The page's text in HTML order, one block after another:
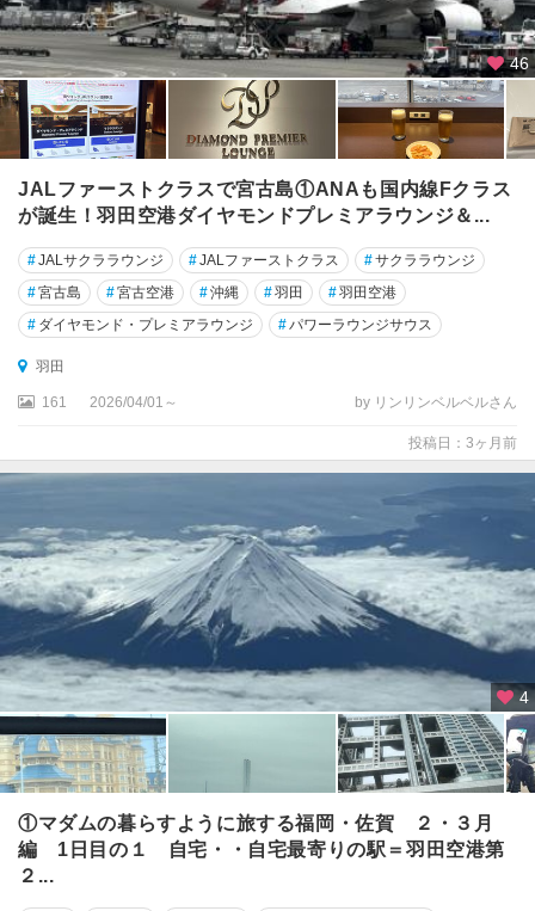
水
道
橋
銀
座
・
築
地
月
島
渋
谷
原
・
表
道
恵
比
寿
・
自
由
が
丘
・
二
子
玉
川
46
JALファーストクラスで宮古島①ANAも国内線Fクラス
が誕生！羽田空港ダイヤモンドプレミアラウンジ＆...
#JALサクララウンジ #JALファーストクラス #サクララウンジ
#宮古島 #宮古空港 #沖縄 #羽田 #羽田空港
# ダイヤモンド・プレミアラウンジ #パワーラウンジサウス
羽田
161 2026/04/01～ by リンリンベルベルさん
投稿日：3ヶ月前
4
①マダムの暮らすように旅する福岡・佐賀 ２・３月
編 1日目の１ 自宅・・自宅最寄りの駅＝羽田空港第
２...